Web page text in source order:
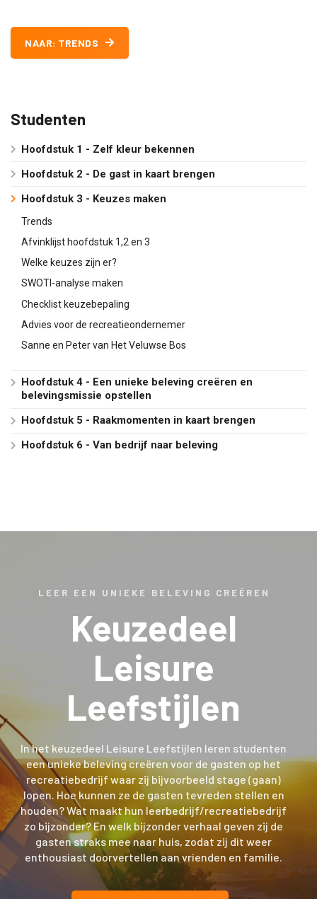
NAAR: TRENDS
Studenten
Hoofdstuk 1 - Zelf kleur bekennen
Hoofdstuk 2 - De gast in kaart brengen
Hoofdstuk 3 - Keuzes maken
Trends
Afvinklijst hoofdstuk 1,2 en 3
Welke keuzes zijn er?
SWOTI-analyse maken
Checklist keuzebepaling
Advies voor de recreatieondernemer
Sanne en Peter van Het Veluwse Bos
Hoofdstuk 4 - Een unieke beleving creëren en
belevingsmissie opstellen
Hoofdstuk 5 - Raakmomenten in kaart brengen
Hoofdstuk 6 - Van bedrijf naar beleving
LEER EEN UNIEKE BELEVING CREËREN
Keuzedeel
Leisure
Leefstijlen
In het keuzedeel Leisure Leefstijlen leren studenten
een unieke beleving creëren voor de gasten op het
recreatiebedrijf waar zij bijvoorbeeld stage (gaan)
lopen. Hoe kunnen ze de gasten tevreden stellen en
houden? Wat maakt hun leerbedrijf/recreatiebedrijf
zo bijzonder? En welk bijzonder verhaal geven zij de
gasten straks mee naar huis, zodat zij dit weer
enthousiast doorvertellen aan vrienden en familie.